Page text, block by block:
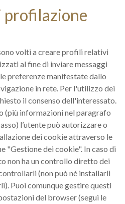
profilazione
volti a creare profili relativi
al fine di inviare messaggi
preferenze manifestate dallo
in rete. Per l'utilizzo dei
il consenso dell'interessato.
(più informazioni nel paragrafo
l’utente può autorizzare o
dei cookie attraverso le
"Gestione dei cookie". In caso di
non ha un controllo diretto dei
(non può né installarli
Puoi comunque gestire questi
del browser (segui le